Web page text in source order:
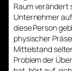
Raum verändert
Unternehmer
diese Person
physischer
Mittelstand
Problem der